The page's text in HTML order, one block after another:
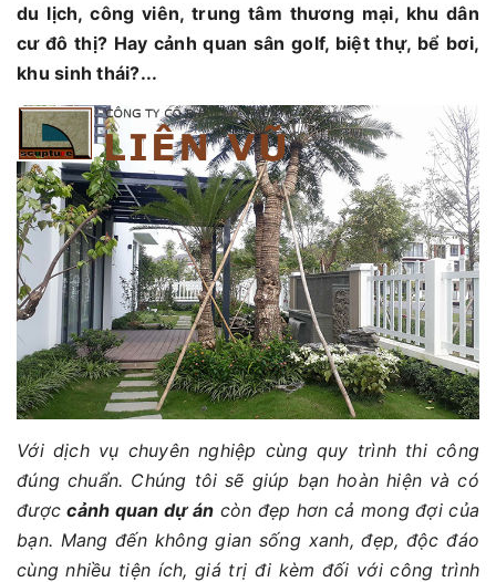
du lịch, công viên, trung tâm thương mại, khu dân
cư đô thị? Hay cảnh quan sân golf, biệt thự, bể bơi,
khu sinh thái?...
Với dịch vụ chuyên nghiệp cùng quy trình thi công
đúng chuẩn. Chúng tôi sẽ giúp bạn hoàn hiện và có
đượccảnh quan dự án còn đẹp hơn cả mong đợi của
bạn. Mang đến không gian sống xanh, đẹp, độc đáo
cùng nhiều tiện ích, giá trị đi kèm đối với công trình